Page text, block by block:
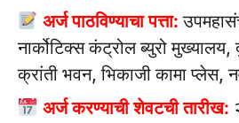
अर्ज पाठविण्याचा पत्ता:
नार्कोटिक्स कंट्रोल ब्युरो
क्रांती भवन, भिकाजी कामा प्लेस,
अर्ज करण्याची शेवटची तारीख: